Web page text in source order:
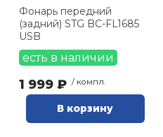
Фонарь передний
(задний) STG BC-FL1685
USB
есть в наличии
1 999 ₽ / компл.
В корзину